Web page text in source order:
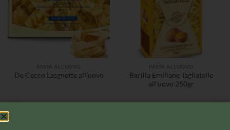
PASTA ALL'UOVO
De Cecco Lasgnette all’uovo
PASTA ALL'UOVO
Barilla Emiliane Tagliatelle
all’uovo 250gr